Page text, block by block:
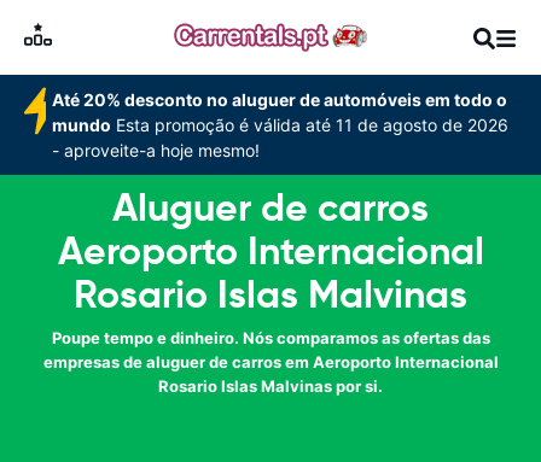
Até 20% desconto no aluguer de automóveis em todo o
mundo Esta promoção é válida até 11 de agosto de 2026
- aproveite-a hoje mesmo!
Aluguer de carros
Aeroporto Internacional
Rosario Islas Malvinas
Poupe tempo e dinheiro. Nós comparamos as ofertas das
empresas de aluguer de carros em Aeroporto Internacional
Rosario Islas Malvinas por si.